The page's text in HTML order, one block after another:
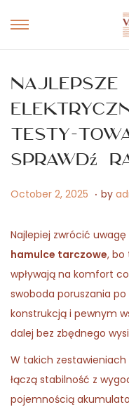
testy-
sprawdź
P
s
t
e
d
o
n
October 2, 2025 A
r
i
l
2
7
,
. by
Najlepiej zwrócić uwagę
hamulce tarczowe, bo
wpływają na komfort
swoboda poruszania
konstrukcją i pewnym
dalej bez zbędnego
W takich
łączą stabilność z
pojemnością